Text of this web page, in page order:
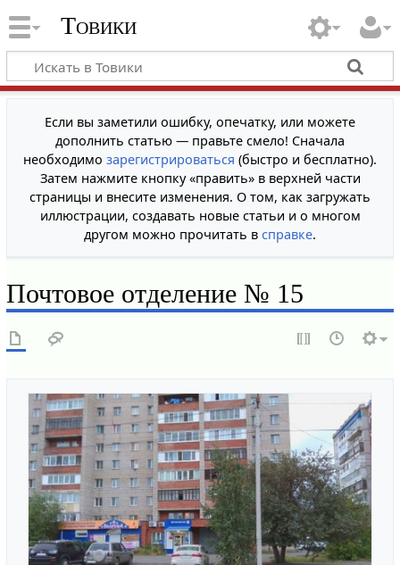
Товики
Если вы заметили ошибку, опечатку, или можете
дополнить статью — правьте смело! Сначала
необходимо зарегистрироваться (быстро и бесплатно).
Затем нажмите кнопку «править» в верхней части
страницы и внесите изменения. О том, как загружать
иллюстрации, создавать новые статьи и о многом
другом можно прочитать в справке.
Почтовое отделение № 15